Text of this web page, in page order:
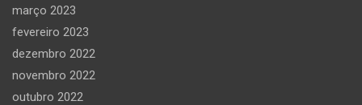
março 2023
fevereiro 2023
dezembro 2022
novembro 2022
outubro 2022